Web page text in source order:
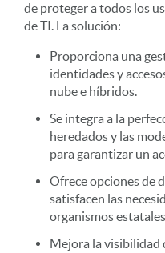
de proteger a todos los
de TI. La solución:
Proporciona una
identidades y
nube e híbridos.
Se integra a la
heredados y las
para garantizar un
Ofrece opciones de
satisfacen las
organismos
Mejora la visibilidad